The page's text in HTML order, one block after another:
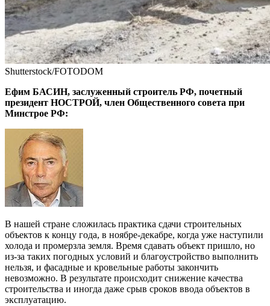
Shutterstock/FOTODOM
Ефим БАСИН, заслуженный строитель РФ, почетный
президент НОСТРОЙ, член Общественного совета при
Минстрое РФ:
В нашей стране сложилась практика сдачи строительных
объектов к концу года, в ноябре-декабре, когда уже наступили
холода и промерзла земля. Время сдавать объект пришло, но
из-за таких погодных условий и благоустройство выполнить
нельзя, и фасадные и кровельные работы закончить
невозможно. В результате происходит снижение качества
строительства и иногда даже срыв сроков ввода объектов в
эксплуатацию.